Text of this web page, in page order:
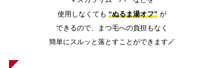
使用しなくても “ぬるま湯オフ”が
できるので、まつ毛への負担もなく
簡単にスルッと落とすことができます🪄